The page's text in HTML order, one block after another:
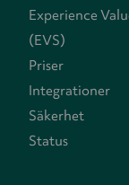
Experience
(EVS)
Priser
Integrationer
Säkerhet
Status